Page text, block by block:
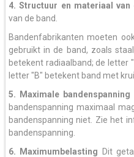
4. Structuur en materiaal van
van de band.
Bandenfabrikanten moeten
gebruikt in de band, zoals
betekent radiaalband; de letter
letter "B" betekent band met
5. Maximale bandenspanning
bandenspanning maximaal
bandenspanning niet. Zie het
bandenspanning.
6. Maximumbelasting
Dit